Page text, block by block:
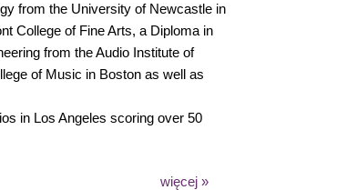
from the University of Newcastle in
College of Fine Arts, a Diploma in
from the Audio Institute of
of Music in Boston as well as
in Los Angeles scoring over 50
więcej »